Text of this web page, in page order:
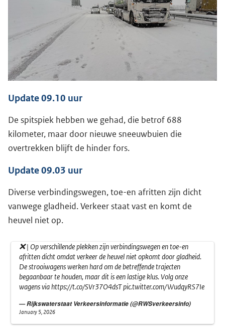
Update 09.10 uur
De spitspiek hebben we gehad, die betrof 688
kilometer, maar door nieuwe sneeuwbuien die
overtrekken blijft de hinder fors.
Update 09.03 uur
Diverse verbindingswegen, toe-en afritten zijn dicht
vanwege gladheid. Verkeer staat vast en komt de
heuvel niet op.
❌ | Op verschillende plekken zijn verbindingswegen en toe-en
afritten dicht omdat verkeer de heuvel niet opkomt door gladheid.
De strooiwagens werken hard om de betreffende trajecten
begaanbaar te houden, maar dit is een lastige klus. Volg onze
wagens viahttps://t.co/SVr37O4dsTpic.twitter.com/WudqyRS7Ie
— Rijkswaterstaat Verkeersinformatie (@RWSverkeersinfo)
January 5, 2026